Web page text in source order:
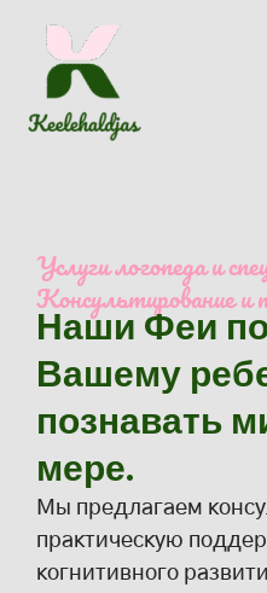
содержимому
Услуги логопеда и
Консультирование и
Наши Феи
Вашему
познавать
мере.
Мы предлагаем
практическую
когнитивного